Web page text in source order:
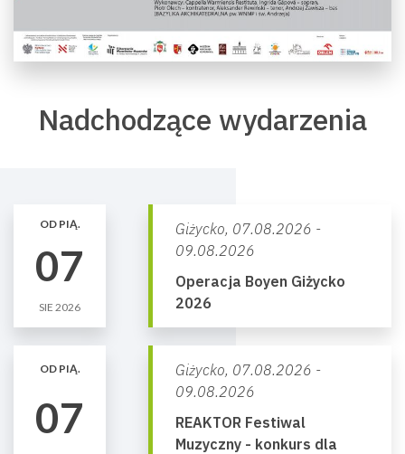
Nadchodzące wydarzenia
OD PIĄ.
07
SIE 2026
Giżycko, 07.08.2026 -
09.08.2026
Operacja Boyen Giżycko
2026
OD PIĄ.
07
Giżycko, 07.08.2026 -
09.08.2026
REAKTOR Festiwal
Muzyczny - konkurs dla